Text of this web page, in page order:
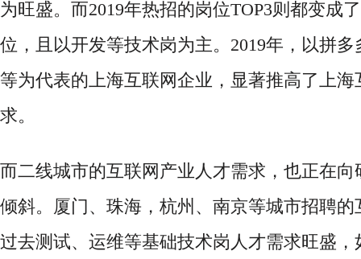
为旺盛。而2019年热招的岗位TOP3则都变成
位，且以开发等技术岗为主。2019年，以拼
等为代表的上海互联网企业，显著推高了上海
求。
而二线城市的互联网产业人才需求，也正在向
倾斜。厦门、珠海，杭州、南京等城市招聘的
过去测试、运维等基础技术岗人才需求旺盛，